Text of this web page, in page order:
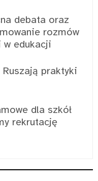
debata oraz
rozmów
edukacji
praktyki
dla szkół
rekrutację